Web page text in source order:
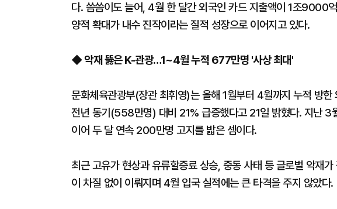
다. 씀씀이도 늘어, 4월 한 달간 외국인 카드 지출액이 1조9000
양적 확대가 내수 진작이라는 질적 성장으로 이어지고 있다.
◆ 악재 뚫은 K-관광…1~4월 누적 677만명 '사상 최대'
문화체육관광부(장관 최휘영)는 올해 1월부터 4월까지 누적 방
전년 동기(558만명) 대비 21% 급증했다고 21일 밝혔다. 지난 3
이어 두 달 연속 200만명 고지를 밟은 셈이다.
최근 고유가 현상과 유류할증료 상승, 중동 사태 등 글로벌 악재
이 차질 없이 이뤄지며 4월 입국 실적에는 큰 타격을 주지 않았다.